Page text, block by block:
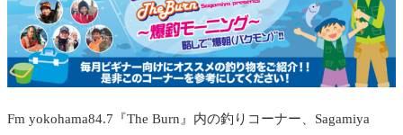
Fm yokohama84.7『The Burn』内の釣りコーナー、Sagamiya